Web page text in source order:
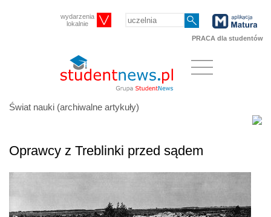
wydarzenia
lokalnie
PRACA dla studentów
Świat nauki (archiwalne artykuły)
Oprawcy z Treblinki przed sądem